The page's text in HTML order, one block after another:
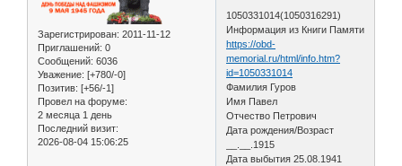
Зарегистрирован: 2011-11-12
Приглашений: 0
Сообщений: 6036
Уважение: [+780/-0]
Позитив: [+56/-1]
Провел на форуме:
2 месяца 1 день
Последний визит:
2026-08-04 15:06:25
1050331014(1050316291)
Информация из Книги Памяти
https://obd-
memorial.ru/html/info.htm?
id=1050331014
Фамилия Гуров
Имя Павел
Отчество Петрович
Дата рождения/Возраст
__.__.1915
Дата выбытия 25.08.1941